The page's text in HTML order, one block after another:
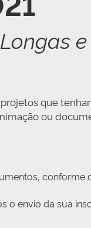
que
ou
conforme
o envio da sua